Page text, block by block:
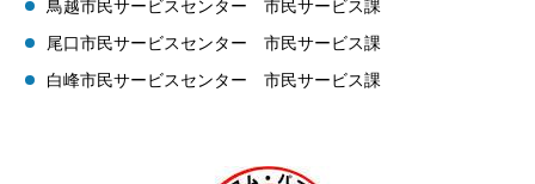
鳥越市民サービスセンター 市民サービス課
尾口市民サービスセンター 市民サービス課
白峰市民サービスセンター 市民サービス課